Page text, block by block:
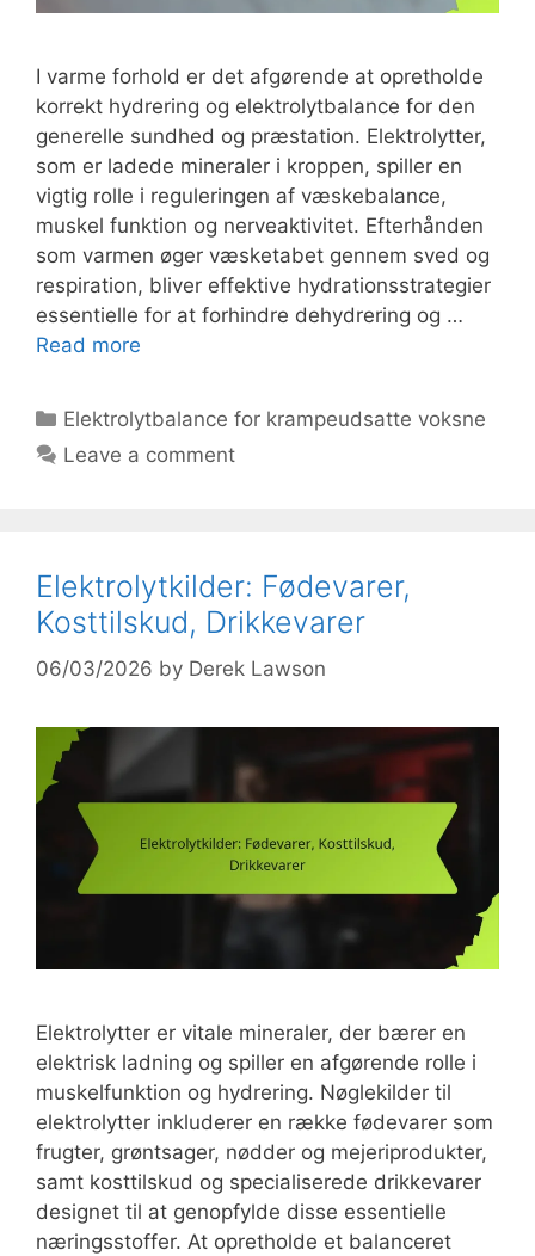
I varme forhold er det afgørende at opretholde
korrekt hydrering og elektrolytbalance for den
generelle sundhed og præstation. Elektrolytter,
som er ladede mineraler i kroppen, spiller en
vigtig rolle i reguleringen af væskebalance,
muskel funktion og nerveaktivitet. Efterhånden
som varmen øger væsketabet gennem sved og
respiration, bliver effektive hydrationsstrategier
essentielle for at forhindre dehydrering og …
Read more
Categories
Elektrolytbalance for krampeudsatte voksne
Leave a comment
Elektrolytkilder: Fødevarer,
Kosttilskud, Drikkevarer
06/03/2026 by Derek Lawson
Elektrolytter er vitale mineraler, der bærer en
elektrisk ladning og spiller en afgørende rolle i
muskelfunktion og hydrering. Nøglekilder til
elektrolytter inkluderer en række fødevarer som
frugter, grøntsager, nødder og mejeriprodukter,
samt kosttilskud og specialiserede drikkevarer
designet til at genopfylde disse essentielle
næringsstoffer. At opretholde et balanceret